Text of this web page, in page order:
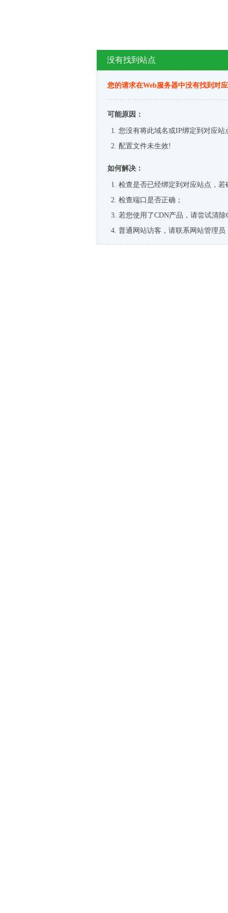
没有找到站点
您的请求在Web服务器中没有找到对
可能原因：
您没有将此域名或IP绑定到对应站
配置文件未生效!
如何解决：
检查是否已经绑定到对应站点，
检查端口是否正确；
若您使用了CDN产品，请尝试清除
普通网站访客，请联系网站管理员